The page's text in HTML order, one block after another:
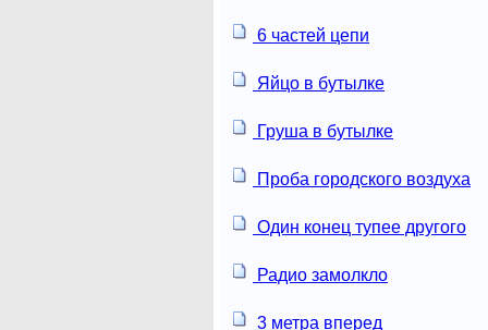
6 частей цепи
Яйцо в бутылке
Груша в бутылке
Проба городского воздуха
Один конец тупее другого
Радио замолкло
3 метра вперед